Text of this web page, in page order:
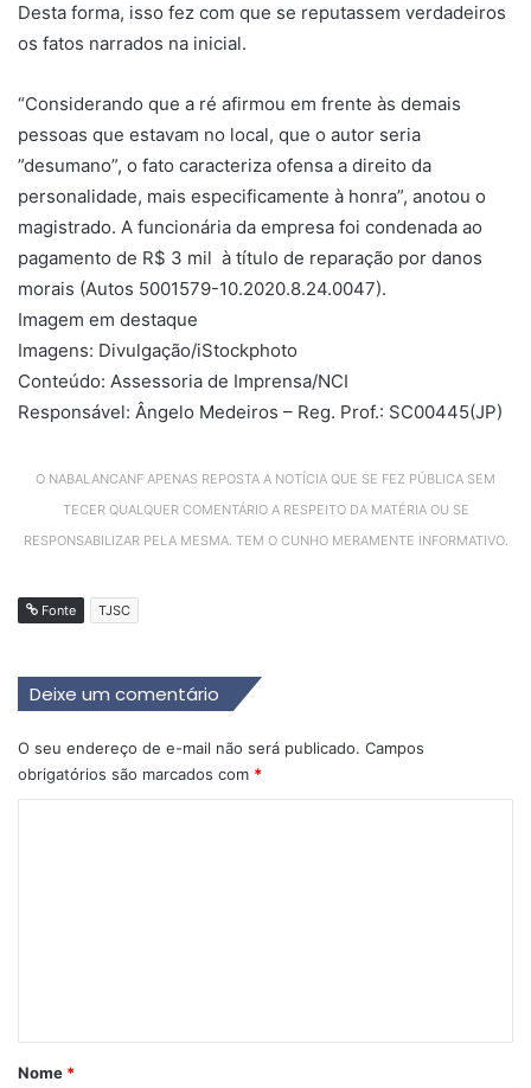
Desta forma, isso fez com que se reputassem verdadeiros
os fatos narrados na inicial.
“Considerando que a ré afirmou em frente às demais
pessoas que estavam no local, que o autor seria
”desumano”, o fato caracteriza ofensa a direito da
personalidade, mais especificamente à honra”, anotou o
magistrado. A funcionária da empresa foi condenada ao
pagamento de R$ 3 mil à título de reparação por danos
morais (Autos 5001579-10.2020.8.24.0047).
Imagem em destaque
Imagens: Divulgação/iStockphoto
Conteúdo: Assessoria de Imprensa/NCI
Responsável: Ângelo Medeiros – Reg. Prof.: SC00445(JP)
O NABALANCANF APENAS REPOSTA A NOTÍCIA QUE SE FEZ PÚBLICA SEM
TECER QUALQUER COMENTÁRIO A RESPEITO DA MATÉRIA OU SE
RESPONSABILIZAR PELA MESMA. TEM O CUNHO MERAMENTE INFORMATIVO.
Fonte TJSC
Deixe um comentário
O seu endereço de e-mail não será publicado. Campos
obrigatórios são marcados com *
r
Nome *